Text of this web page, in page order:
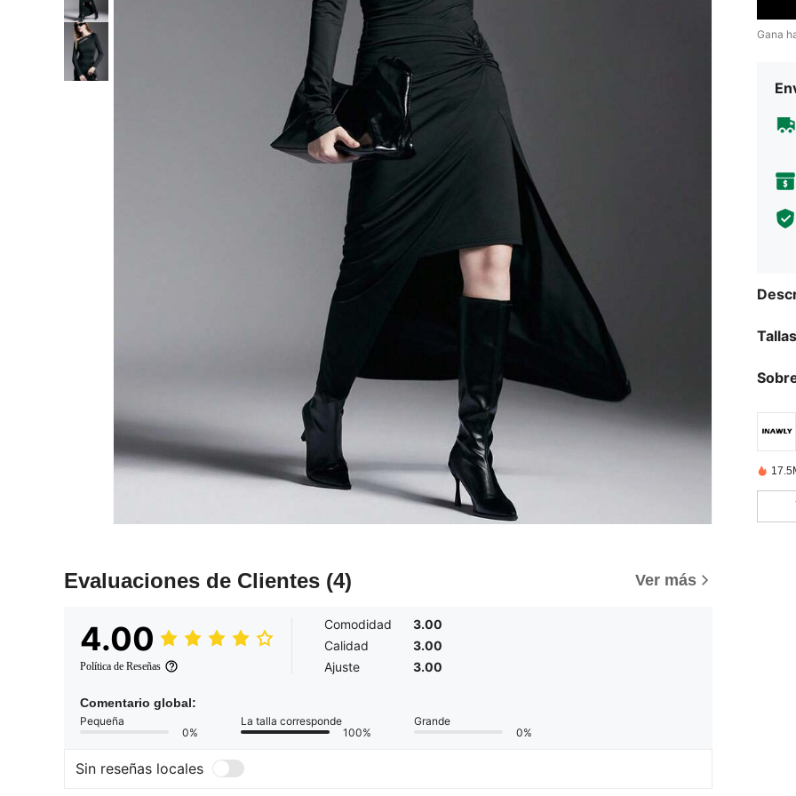
Evaluaciones de Clientes (4) Ver más
4.00
Política de Reseñas
Comodidad
3.00
Calidad
3.00
Ajuste
3.00
Comentario global:
Pequeña
0%
La talla corresponde
100%
Grande
0%
Sin reseñas locales
Gana